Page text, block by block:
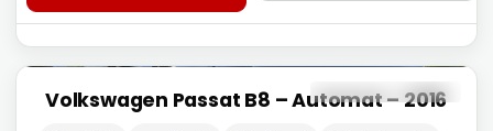
GARANȚIE 12 LUNI Livrare 24h, fără avans
Volkswagen Passat B8 – Automat – 2016